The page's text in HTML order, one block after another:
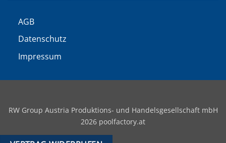
AGB
Datenschutz
Impressum
RW Group Austria Produktions- und Handelsgesellschaft mbH
2026 poolfactory.at